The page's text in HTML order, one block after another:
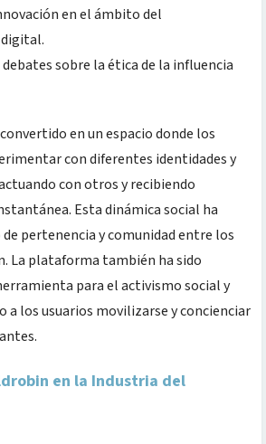
en el ámbito del
sobre la ética de la influencia
en un espacio donde los
con diferentes identidades y
con otros y recibiendo
Esta dinámica social ha
pertenencia y comunidad entre los
La plataforma también ha sido
para el activismo social y
los usuarios movilizarse y concienciar
en la Industria del